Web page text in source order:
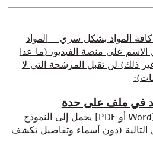
المواد بشكل سري – المواد
على منصة الفيديو، (ما عدا
ذلك) لن تقبل المرشحة التي لا
في ملف على حدة
يرجى إرفاق طلب مكتوب [Word أو PDF] يحمل إلى النموذج
التالية (دون أسماء وتفاصيل تكشف